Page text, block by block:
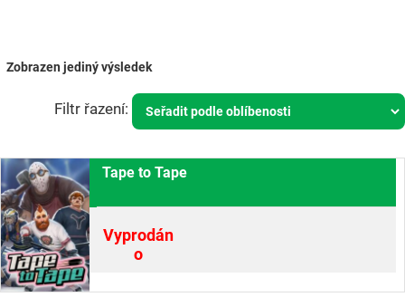
Zobrazen jediný výsledek
Tape to Tape
Vyprodán
o